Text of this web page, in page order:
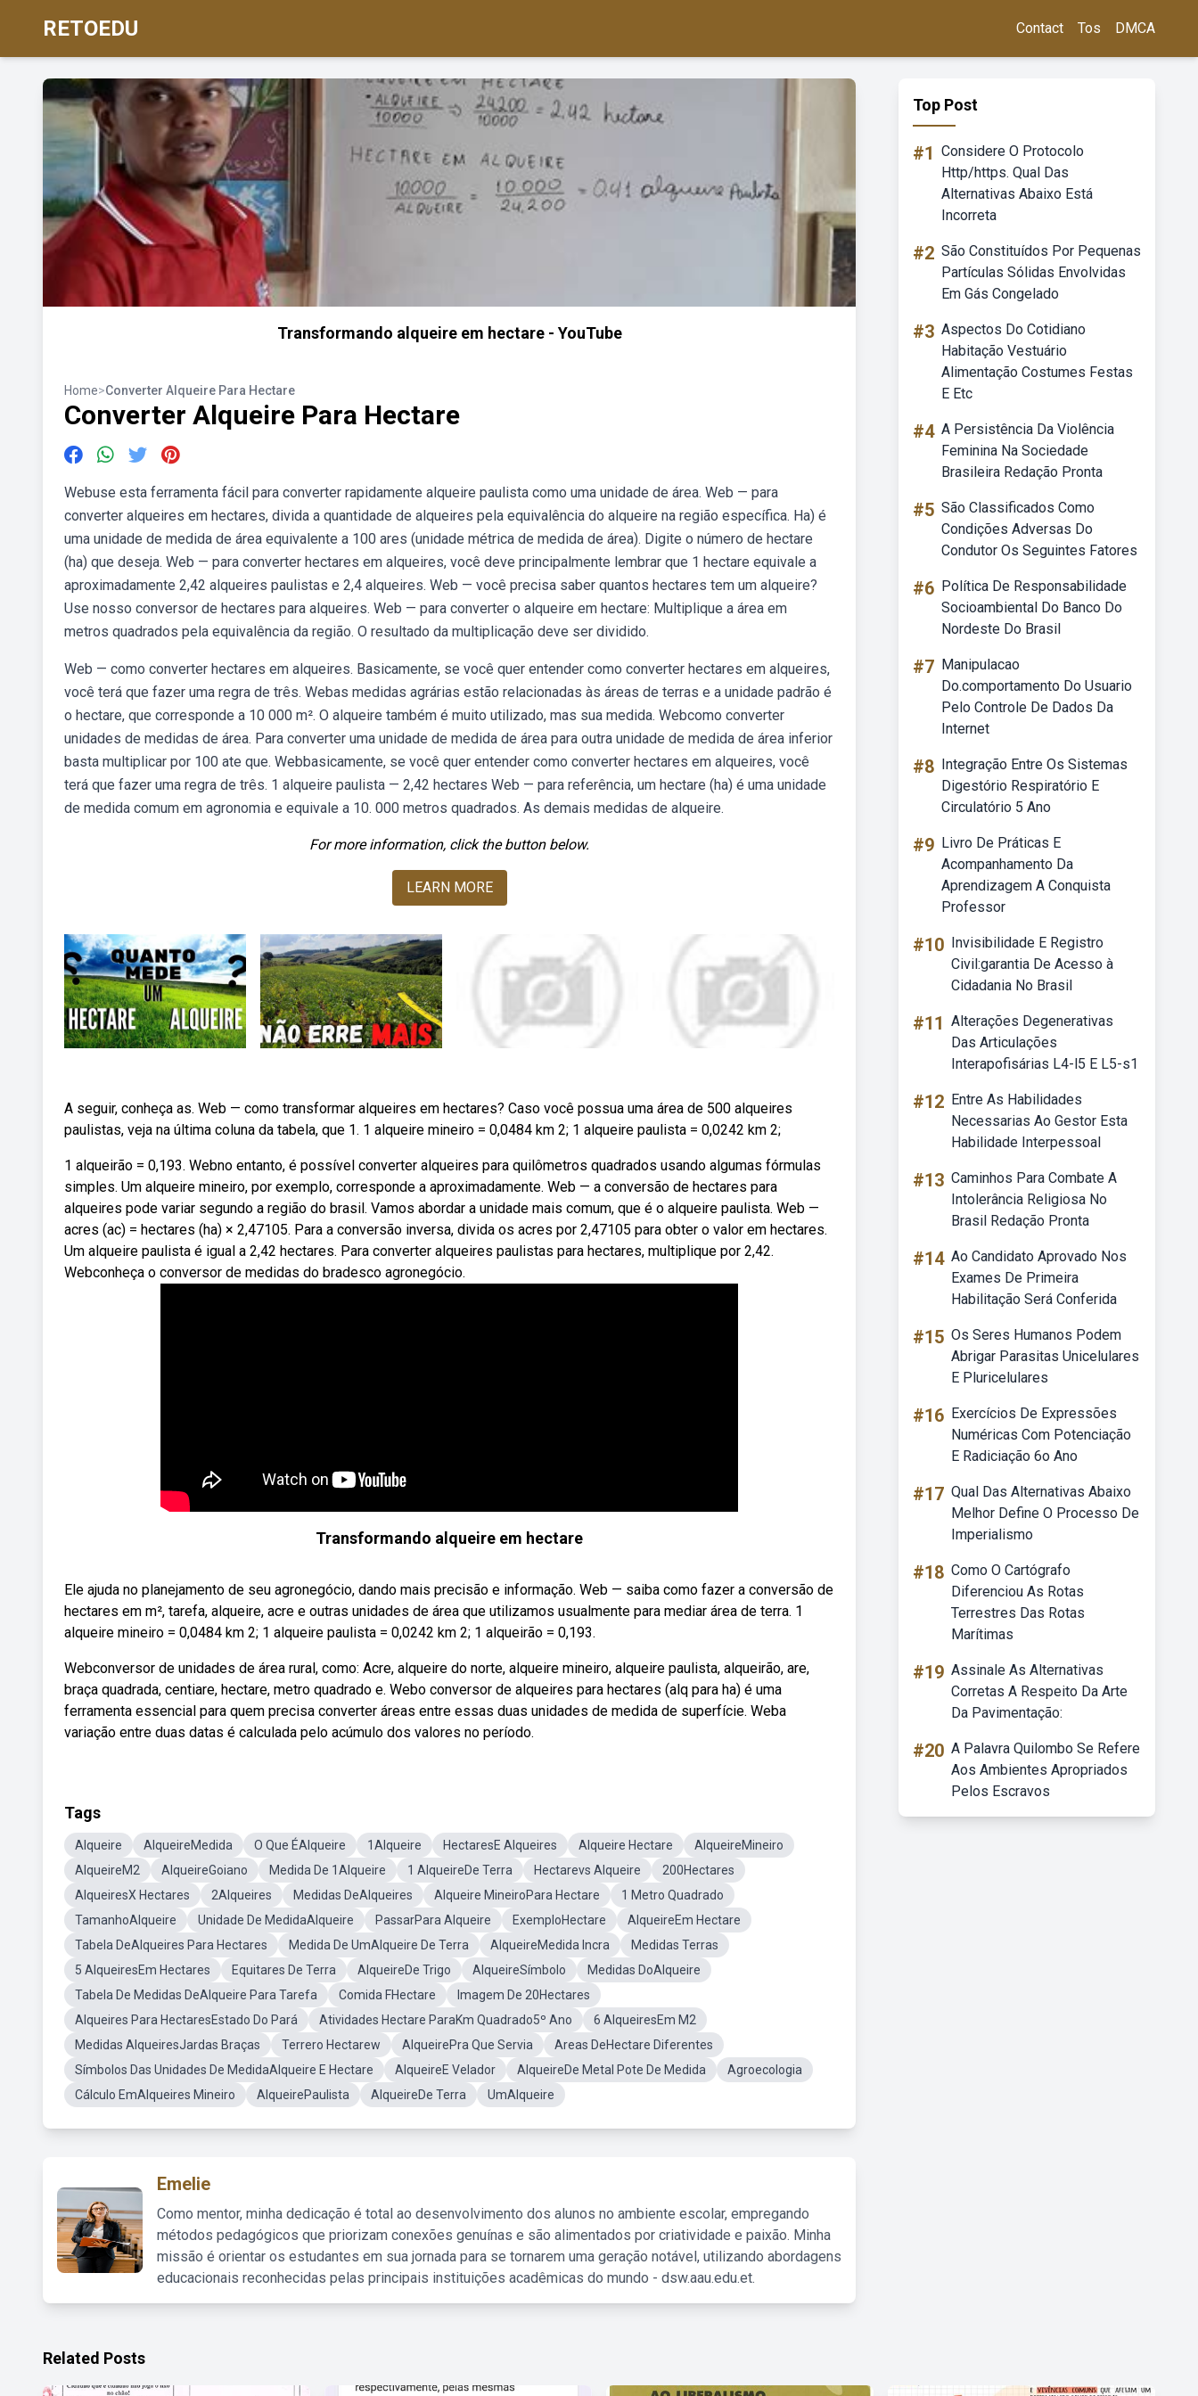
RETOEDU Contact Tos DMCA
Transformando alqueire em hectare - YouTube
Home>Converter Alqueire Para Hectare
Converter Alqueire Para Hectare
Webuse esta ferramenta fácil para converter rapidamente alqueire paulista como uma unidade de área. Web — para
converter alqueires em hectares, divida a quantidade de alqueires pela equivalência do alqueire na região específica. Ha) é
uma unidade de medida de área equivalente a 100 ares (unidade métrica de medida de área). Digite o número de hectare
(ha) que deseja. Web — para converter hectares em alqueires, você deve principalmente lembrar que 1 hectare equivale a
aproximadamente 2,42 alqueires paulistas e 2,4 alqueires. Web — você precisa saber quantos hectares tem um alqueire?
Use nosso conversor de hectares para alqueires. Web — para converter o alqueire em hectare: Multiplique a área em
metros quadrados pela equivalência da região. O resultado da multiplicação deve ser dividido.
Web — como converter hectares em alqueires. Basicamente, se você quer entender como converter hectares em alqueires,
você terá que fazer uma regra de três. Webas medidas agrárias estão relacionadas às áreas de terras e a unidade padrão é
o hectare, que corresponde a 10 000 m². O alqueire também é muito utilizado, mas sua medida. Webcomo converter
unidades de medidas de área. Para converter uma unidade de medida de área para outra unidade de medida de área inferior
basta multiplicar por 100 ate que. Webbasicamente, se você quer entender como converter hectares em alqueires, você
terá que fazer uma regra de três. 1 alqueire paulista — 2,42 hectares Web — para referência, um hectare (ha) é uma unidade
de medida comum em agronomia e equivale a 10. 000 metros quadrados. As demais medidas de alqueire.
For more information, click the button below.
LEARN MORE
A seguir, conheça as. Web — como transformar alqueires em hectares? Caso você possua uma área de 500 alqueires
paulistas, veja na última coluna da tabela, que 1. 1 alqueire mineiro = 0,0484 km 2; 1 alqueire paulista = 0,0242 km 2;
1 alqueirão = 0,193. Webno entanto, é possível converter alqueires para quilômetros quadrados usando algumas fórmulas
simples. Um alqueire mineiro, por exemplo, corresponde a aproximadamente. Web — a conversão de hectares para
alqueires pode variar segundo a região do brasil. Vamos abordar a unidade mais comum, que é o alqueire paulista. Web —
acres (ac) = hectares (ha) × 2,47105. Para a conversão inversa, divida os acres por 2,47105 para obter o valor em hectares.
Um alqueire paulista é igual a 2,42 hectares. Para converter alqueires paulistas para hectares, multiplique por 2,42.
Webconheça o conversor de medidas do bradesco agronegócio.
Transformando alqueire em hectare
Ele ajuda no planejamento de seu agronegócio, dando mais precisão e informação. Web — saiba como fazer a conversão de
hectares em m², tarefa, alqueire, acre e outras unidades de área que utilizamos usualmente para mediar área de terra. 1
alqueire mineiro = 0,0484 km 2; 1 alqueire paulista = 0,0242 km 2; 1 alqueirão = 0,193.
Webconversor de unidades de área rural, como: Acre, alqueire do norte, alqueire mineiro, alqueire paulista, alqueirão, are,
braça quadrada, centiare, hectare, metro quadrado e. Webo conversor de alqueires para hectares (alq para ha) é uma
ferramenta essencial para quem precisa converter áreas entre essas duas unidades de medida de superfície. Weba
variação entre duas datas é calculada pelo acúmulo dos valores no período.
Tags
Alqueire AlqueireMedida O Que ÉAlqueire 1Alqueire HectaresE Alqueires Alqueire Hectare
AlqueireMineiro
AlqueireM2
AlqueireGoiano Medida De 1Alqueire 1 AlqueireDe Terra Hectarevs Alqueire
200Hectares
AlqueiresX Hectares
2Alqueires Medidas DeAlqueires Alqueire MineiroPara Hectare
1 Metro Quadrado
TamanhoAlqueire
Unidade De MedidaAlqueire PassarPara Alqueire ExemploHectare
AlqueireEm Hectare
Tabela DeAlqueires Para Hectares
Medida De UmAlqueire De Terra AlqueireMedida Incra
Medidas Terras
5 AlqueiresEm Hectares
Equitares De Terra AlqueireDe Trigo AlqueireSímbolo
Medidas DoAlqueire
Tabela De Medidas DeAlqueire Para Tarefa
Comida FHectare
Imagem De 20Hectares
Alqueires Para HectaresEstado Do Pará
Atividades Hectare ParaKm Quadrado5º Ano
6 AlqueiresEm M2
Medidas AlqueiresJardas Braças
Terrero Hectarew AlqueirePra Que Servia
Areas DeHectare Diferentes
Símbolos Das Unidades De MedidaAlqueire E Hectare
AlqueireE Velador AlqueireDe Metal Pote De Medida
Agroecologia
Cálculo EmAlqueires Mineiro
AlqueirePaulista AlqueireDe Terra UmAlqueire
Emelie
Como mentor, minha dedicação é total ao desenvolvimento dos alunos no ambiente escolar, empregando
métodos pedagógicos que priorizam conexões genuínas e são alimentados por criatividade e paixão. Minha
missão é orientar os estudantes em sua jornada para se tornarem uma geração notável, utilizando abordagens
educacionais reconhecidas pelas principais instituições acadêmicas do mundo - dsw.aau.edu.et.
Top Post
#1 Considere O Protocolo
Http/https. Qual Das
Alternativas Abaixo Está
Incorreta
#2 São Constituídos Por Pequenas
Partículas Sólidas Envolvidas
Em Gás Congelado
#3 Aspectos Do Cotidiano
Habitação Vestuário
Alimentação Costumes Festas
E Etc
#4 A Persistência Da Violência
Feminina Na Sociedade
Brasileira Redação Pronta
#5 São Classificados Como
Condições Adversas Do
Condutor Os Seguintes Fatores
#6 Política De Responsabilidade
Socioambiental Do Banco Do
Nordeste Do Brasil
#7 Manipulacao
Do.comportamento Do Usuario
Pelo Controle De Dados Da
Internet
#8 Integração Entre Os Sistemas
Digestório Respiratório E
Circulatório 5 Ano
#9 Livro De Práticas E
Acompanhamento Da
Aprendizagem A Conquista
Professor
#10 Invisibilidade E Registro
Civil:garantia De Acesso à
Cidadania No Brasil
#11 Alterações Degenerativas
Das Articulações
Interapofisárias L4-l5 E L5-s1
#12 Entre As Habilidades
Necessarias Ao Gestor Esta
Habilidade Interpessoal
#13 Caminhos Para Combate A
Intolerância Religiosa No
Brasil Redação Pronta
#14 Ao Candidato Aprovado Nos
Exames De Primeira
Habilitação Será Conferida
#15 Os Seres Humanos Podem
Abrigar Parasitas Unicelulares
E Pluricelulares
#16 Exercícios De Expressões
Numéricas Com Potenciação
E Radiciação 6o Ano
#17 Qual Das Alternativas Abaixo
Melhor Define O Processo De
Imperialismo
#18 Como O Cartógrafo
Diferenciou As Rotas
Terrestres Das Rotas
Marítimas
#19 Assinale As Alternativas
Corretas A Respeito Da Arte
Da Pavimentação:
#20 A Palavra Quilombo Se Refere
Aos Ambientes Apropriados
Pelos Escravos
Related Posts